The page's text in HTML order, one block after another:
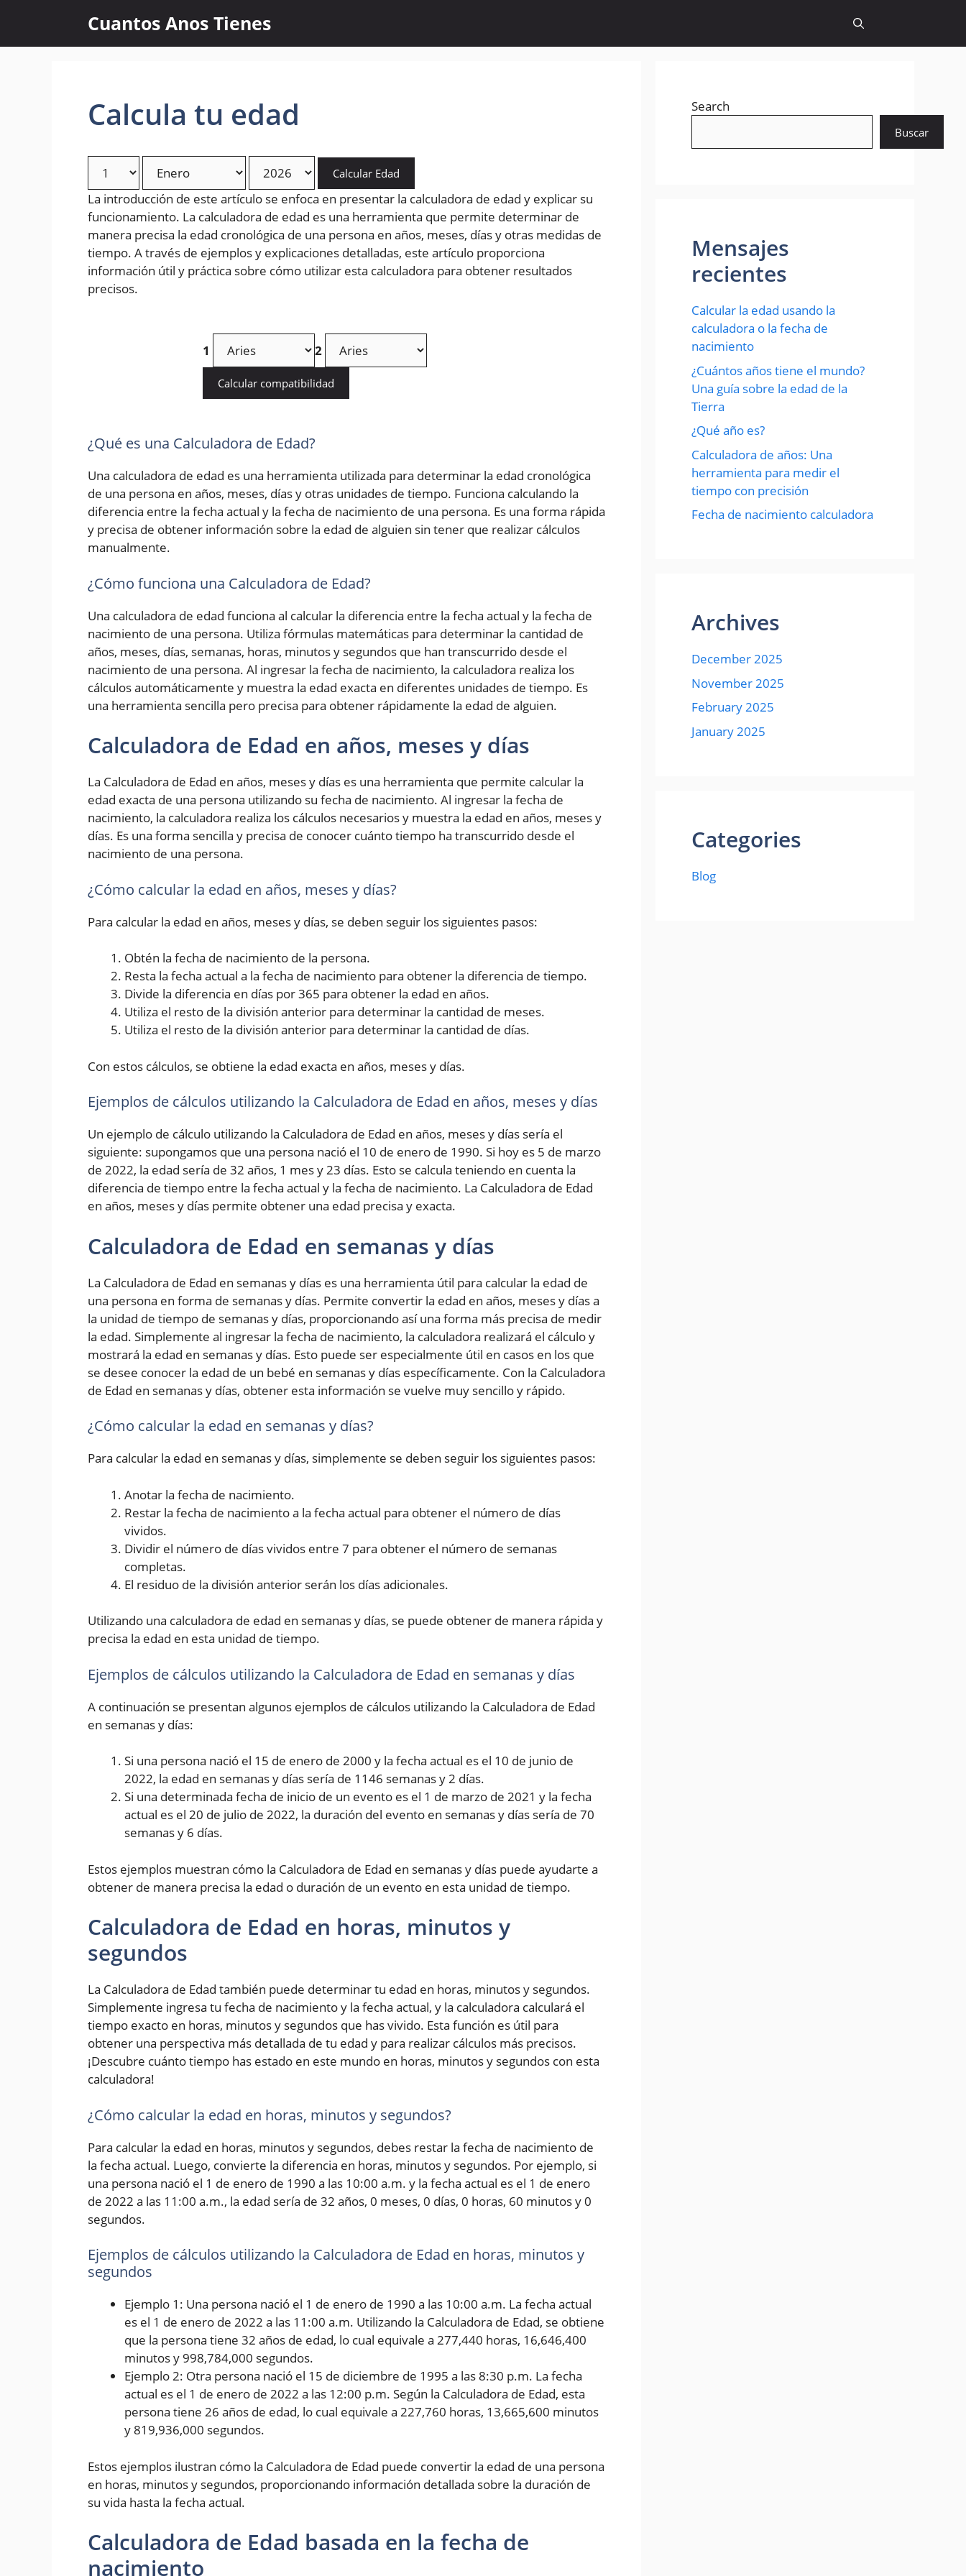
content
Cuantos Anos Tienes
Calcula tu edad
Calcular Edad
La introducción de este artículo se enfoca en presentar la calculadora de edad y explicar su
funcionamiento. La calculadora de edad es una herramienta que permite determinar de
manera precisa la edad cronológica de una persona en años, meses, días y otras medidas de
tiempo. A través de ejemplos y explicaciones detalladas, este artículo proporciona
información útil y práctica sobre cómo utilizar esta calculadora para obtener resultados
precisos.
1 2
Calcular compatibilidad
¿Qué es una Calculadora de Edad?
Una calculadora de edad es una herramienta utilizada para determinar la edad cronológica
de una persona en años, meses, días y otras unidades de tiempo. Funciona calculando la
diferencia entre la fecha actual y la fecha de nacimiento de una persona. Es una forma rápida
y precisa de obtener información sobre la edad de alguien sin tener que realizar cálculos
manualmente.
¿Cómo funciona una Calculadora de Edad?
Una calculadora de edad funciona al calcular la diferencia entre la fecha actual y la fecha de
nacimiento de una persona. Utiliza fórmulas matemáticas para determinar la cantidad de
años, meses, días, semanas, horas, minutos y segundos que han transcurrido desde el
nacimiento de una persona. Al ingresar la fecha de nacimiento, la calculadora realiza los
cálculos automáticamente y muestra la edad exacta en diferentes unidades de tiempo. Es
una herramienta sencilla pero precisa para obtener rápidamente la edad de alguien.
Calculadora de Edad en años, meses y días
La Calculadora de Edad en años, meses y días es una herramienta que permite calcular la
edad exacta de una persona utilizando su fecha de nacimiento. Al ingresar la fecha de
nacimiento, la calculadora realiza los cálculos necesarios y muestra la edad en años, meses y
días. Es una forma sencilla y precisa de conocer cuánto tiempo ha transcurrido desde el
nacimiento de una persona.
¿Cómo calcular la edad en años, meses y días?
Para calcular la edad en años, meses y días, se deben seguir los siguientes pasos:
Obtén la fecha de nacimiento de la persona.
Resta la fecha actual a la fecha de nacimiento para obtener la diferencia de tiempo.
Divide la diferencia en días por 365 para obtener la edad en años.
Utiliza el resto de la división anterior para determinar la cantidad de meses.
Utiliza el resto de la división anterior para determinar la cantidad de días.
Con estos cálculos, se obtiene la edad exacta en años, meses y días.
Ejemplos de cálculos utilizando la Calculadora de Edad en años, meses y días
Un ejemplo de cálculo utilizando la Calculadora de Edad en años, meses y días sería el
siguiente: supongamos que una persona nació el 10 de enero de 1990. Si hoy es 5 de marzo
de 2022, la edad sería de 32 años, 1 mes y 23 días. Esto se calcula teniendo en cuenta la
diferencia de tiempo entre la fecha actual y la fecha de nacimiento. La Calculadora de Edad
en años, meses y días permite obtener una edad precisa y exacta.
Calculadora de Edad en semanas y días
La Calculadora de Edad en semanas y días es una herramienta útil para calcular la edad de
una persona en forma de semanas y días. Permite convertir la edad en años, meses y días a
la unidad de tiempo de semanas y días, proporcionando así una forma más precisa de medir
la edad. Simplemente al ingresar la fecha de nacimiento, la calculadora realizará el cálculo y
mostrará la edad en semanas y días. Esto puede ser especialmente útil en casos en los que
se desee conocer la edad de un bebé en semanas y días específicamente. Con la Calculadora
de Edad en semanas y días, obtener esta información se vuelve muy sencillo y rápido.
¿Cómo calcular la edad en semanas y días?
Para calcular la edad en semanas y días, simplemente se deben seguir los siguientes pasos:
Anotar la fecha de nacimiento.
Restar la fecha de nacimiento a la fecha actual para obtener el número de días
vividos.
Dividir el número de días vividos entre 7 para obtener el número de semanas
completas.
El residuo de la división anterior serán los días adicionales.
Utilizando una calculadora de edad en semanas y días, se puede obtener de manera rápida y
precisa la edad en esta unidad de tiempo.
Ejemplos de cálculos utilizando la Calculadora de Edad en semanas y días
A continuación se presentan algunos ejemplos de cálculos utilizando la Calculadora de Edad
en semanas y días:
Si una persona nació el 15 de enero de 2000 y la fecha actual es el 10 de junio de
2022, la edad en semanas y días sería de 1146 semanas y 2 días.
Si una determinada fecha de inicio de un evento es el 1 de marzo de 2021 y la fecha
actual es el 20 de julio de 2022, la duración del evento en semanas y días sería de 70
semanas y 6 días.
Estos ejemplos muestran cómo la Calculadora de Edad en semanas y días puede ayudarte a
obtener de manera precisa la edad o duración de un evento en esta unidad de tiempo.
Calculadora de Edad en horas, minutos y
segundos
La Calculadora de Edad también puede determinar tu edad en horas, minutos y segundos.
Simplemente ingresa tu fecha de nacimiento y la fecha actual, y la calculadora calculará el
tiempo exacto en horas, minutos y segundos que has vivido. Esta función es útil para
obtener una perspectiva más detallada de tu edad y para realizar cálculos más precisos.
¡Descubre cuánto tiempo has estado en este mundo en horas, minutos y segundos con esta
calculadora!
¿Cómo calcular la edad en horas, minutos y segundos?
Para calcular la edad en horas, minutos y segundos, debes restar la fecha de nacimiento de
la fecha actual. Luego, convierte la diferencia en horas, minutos y segundos. Por ejemplo, si
una persona nació el 1 de enero de 1990 a las 10:00 a.m. y la fecha actual es el 1 de enero
de 2022 a las 11:00 a.m., la edad sería de 32 años, 0 meses, 0 días, 0 horas, 60 minutos y 0
segundos.
Ejemplos de cálculos utilizando la Calculadora de Edad en horas, minutos y
segundos
Ejemplo 1: Una persona nació el 1 de enero de 1990 a las 10:00 a.m. La fecha actual
es el 1 de enero de 2022 a las 11:00 a.m. Utilizando la Calculadora de Edad, se obtiene
que la persona tiene 32 años de edad, lo cual equivale a 277,440 horas, 16,646,400
minutos y 998,784,000 segundos.
Ejemplo 2: Otra persona nació el 15 de diciembre de 1995 a las 8:30 p.m. La fecha
actual es el 1 de enero de 2022 a las 12:00 p.m. Según la Calculadora de Edad, esta
persona tiene 26 años de edad, lo cual equivale a 227,760 horas, 13,665,600 minutos
y 819,936,000 segundos.
Estos ejemplos ilustran cómo la Calculadora de Edad puede convertir la edad de una persona
en horas, minutos y segundos, proporcionando información detallada sobre la duración de
su vida hasta la fecha actual.
Calculadora de Edad basada en la fecha de
nacimiento
Search
Buscar
Mensajes
recientes
Calcular la edad usando la
calculadora o la fecha de
nacimiento
¿Cuántos años tiene el mundo?
Una guía sobre la edad de la
Tierra
¿Qué año es?
Calculadora de años: Una
herramienta para medir el
tiempo con precisión
Fecha de nacimiento calculadora
Archives
December 2025
November 2025
February 2025
January 2025
Categories
Blog